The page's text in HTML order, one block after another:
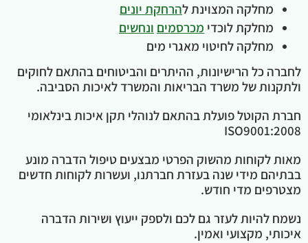
מחלקה המצוינת להרחקת יונים
מחלקת לוכדי מכרסמים ונחשים
מחלקה לחיטוי מאגרי מים
לחברה כל הרישיונות, ההיתרים והביטוחים בהתאם לחוקים
ולתקנות של משרד הבריאות והמשרד לאיכות הסביבה.
חברת הקוטל פועלת בהתאם לנוהלי תקן איכות בינלאומי
ISO9001:2008
מאות לקוחות מהשוק הפרטי מבצעים טיפול הדברה מונע
בבתיהם מידי שנה בעזרת חברתנו, ועשרות לקוחות חדשים
מצטרפים מדי חודש.
נשמח להיות לעזר גם לכם ולספק ייעוץ ושירות הדברה
איכותי, מקצועי ואמין.